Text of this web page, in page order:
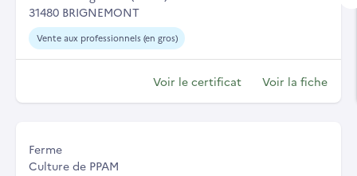
31480 BRIGNEMONT
Vente aux professionnels (en gros)
Voir le certificat Voir la fiche
Ferme
Culture de PPAM